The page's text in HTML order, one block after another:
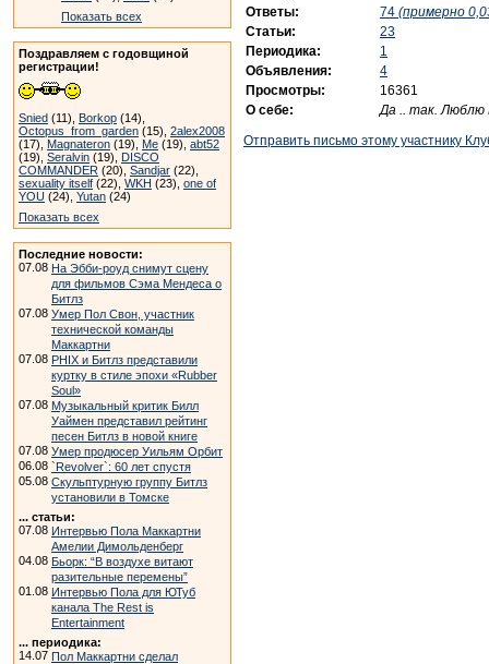
Показать всех
Поздравляем с годовщиной
регистрации!
Snied (11), Borkop (14),
Octopus_from_garden (15), 2alex2008
(17), Magnateron (19), Me (19), abt52
(19), Seralvin (19), DISCO
COMMANDER (20), Sandjar (22),
sexuality itself (22), WKH (23), one of
YOU (24), Yutan (24)
Показать всех
Последние новости:
07.08 На Эбби-роуд снимут сцену
для фильмов Сэма Мендеса о
Битлз
07.08 Умер Пол Свон, участник
технической команды
Маккартни
07.08 PHIX и Битлз представили
куртку в стиле эпохи «Rubber
Soul»
07.08 Музыкальный критик Билл
Уаймен представил рейтинг
песен Битлз в новой книге
07.08 Умер продюсер Уильям Орбит
06.08 `Revolver`: 60 лет спустя
05.08 Скульптурную группу Битлз
установили в Томске
... статьи:
07.08 Интервью Пола Маккартни
Амелии Димольденберг
04.08 Бьорк: “В воздухе витают
разительные перемены”
01.08 Интервью Пола для ЮТуб
канала The Rest is
Entertainment
... периодика:
14.07 Пол Маккартни сделал
Ответы:
74 (примерно
Статьи:
23
Периодика:
1
Объявления:
4
Просмотры:
16361
О себе:
Да .. так. Люблю
Отправить письмо этому участнику